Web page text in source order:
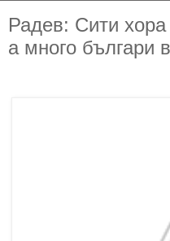
Радев: Сити
а много българи